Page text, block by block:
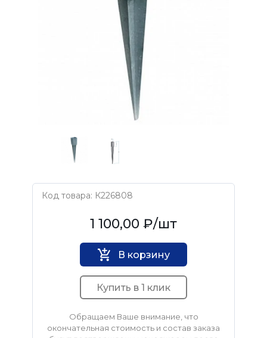
Код товара: К226808
Нет бренда1 100,00 ₽/шт
В корзину
Купить в 1 клик
Обращаем Ваше внимание, что
окончательная стоимость и состав заказа